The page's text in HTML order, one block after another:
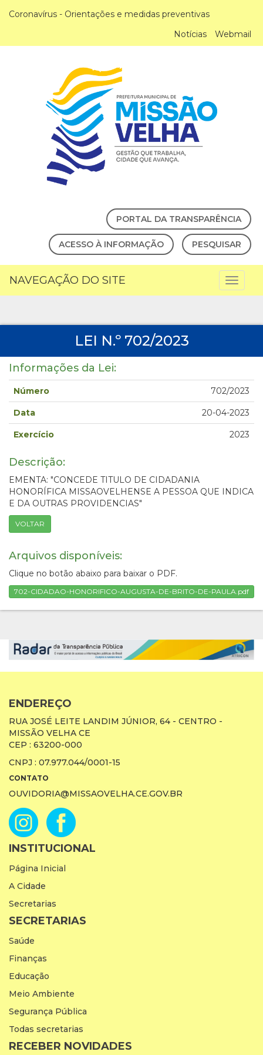
Coronavírus - Orientações e medidas preventivas
Notícias
Webmail
PORTAL DA TRANSPARÊNCIA
ACESSO À INFORMAÇÃO PESQUISAR
NAVEGAÇÃO DO SITE
LEI N.º 702/2023
Informações da Lei:
Número 702/2023
Data 20-04-2023
Exercício 2023
Descrição:
EMENTA: "CONCEDE TITULO DE CIDADANIA
HONORÍFICA MISSAOVELHENSE A PESSOA QUE INDICA
E DA OUTRAS PROVIDENCIAS"
VOLTAR
Arquivos disponíveis:
Clique no botão abaixo para baixar o PDF.
702-CIDADAO-HONORIFICO-AUGUSTA-DE-BRITO-DE-PAULA.pdf
ENDEREÇO
RUA JOSÉ LEITE LANDIM JÚNIOR, 64 - CENTRO -
MISSÃO VELHA CE
CEP : 63200-000
CNPJ : 07.977.044/0001-15
CONTATO
OUVIDORIA@MISSAOVELHA.CE.GOV.BR
INSTITUCIONAL
Página Inicial
A Cidade
Secretarias
SECRETARIAS
Saúde
Finanças
Educação
Meio Ambiente
Segurança Pública
Todas secretarias
RECEBER NOVIDADES